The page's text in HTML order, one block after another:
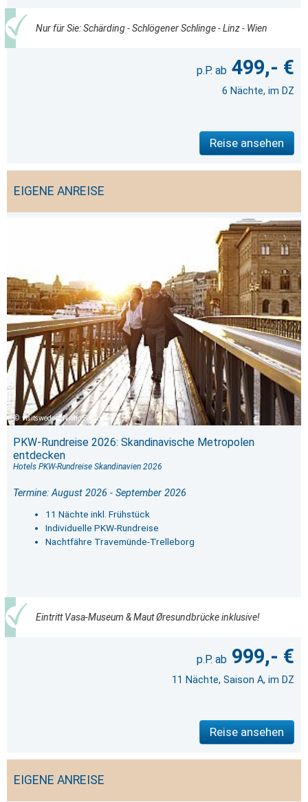
Nur für Sie: Schärding - Schlögener Schlinge - Linz - Wien
499,- €
6 Nächte, im DZ
Reise ansehen
EIGENE ANREISE
visitsweden_Nicho Södling
PKW-Rundreise 2026: Skandinavische Metropolen
entdecken
Hotels PKW-Rundreise Skandinavien 2026
Termine: August 2026 - September 2026
11 Nächte inkl. Frühstück
Individuelle PKW-Rundreise
Nachtfähre Travemünde-Trelleborg
Eintritt Vasa-Museum & Maut Øresundbrücke inklusive!
999,- €
11 Nächte, Saison A, im DZ
Reise ansehen
EIGENE ANREISE